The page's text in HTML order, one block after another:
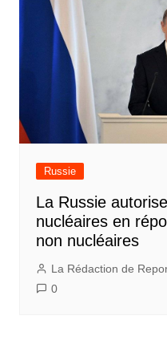
Russie
La Russie
nucléaires en
non nucléaires
La Rédaction de
0